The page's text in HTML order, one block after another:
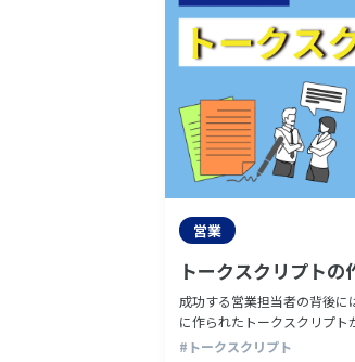
営業
トークスクリプト
成功する営業担当者の背後
に作られたトークスクリプトがしばしば
潜在的な顧客とのコミュニケ
#トークスクリプト